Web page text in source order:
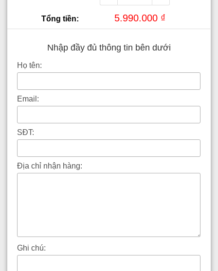
Tổng tiền: 5.990.000 ₫
Nhập đầy đủ thông tin bên dưới
Họ tên:
Email:
SĐT:
Địa chỉ nhận hàng:
Ghi chú: